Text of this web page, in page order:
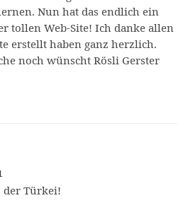
Nun hat das endlich ein
tollen Web-Site! Ich danke allen
erstellt haben ganz herzlich.
noch wünscht Rösli Gerster
der Türkei!